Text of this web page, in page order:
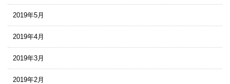
2019年5月
2019年4月
2019年3月
2019年2月